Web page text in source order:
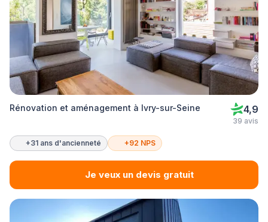
Rénovation et aménagement à Ivry-sur-Seine 4,9
39 avis
+31 ans d'ancienneté +92 NPS
Je veux un devis gratuit